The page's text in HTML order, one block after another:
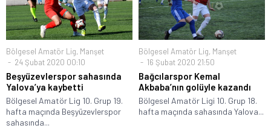
Bölgesel Amatör Lig, Manşet
24 Şubat 2020 00:10
Beşyüzevlerspor sahasında
Yalova’ya kaybetti
Bölgesel Amatör Lig 10. Grup 19.
hafta maçında Beşyüzevlerspor
sahasında...
Bölgesel Amatör Lig, Manşet
16 Şubat 2020 21:50
Bağcılarspor Kemal
Akbaba’nın golüyle kazandı
Bölgesel Amatör Ligi 10. Grup 18.
hafta maçında sahasında Yalova...